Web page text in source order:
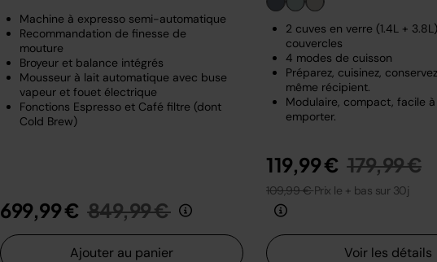
Machine à expresso semi-automatique
Recommandation de finesse de
mouture
Broyeur et balance intégrés
Mousseur à lait automatique avec buse
vapeur et fouet électrique
Fonctions Espresso et Café filtre (dont
Cold Brew)
699,99 € Prix réduit de
849,99 €au
Ajouter au panier
2 cuves en verre (1.4L +
couvercles
4 modes de cuisson
Préparez, cuisinez,
même récipient.
Modulaire, compact, facile
emporter.
119,99 € Prix réduit
179,99 €au
109,99 €Prix le + bas sur 30j
Voir les détails